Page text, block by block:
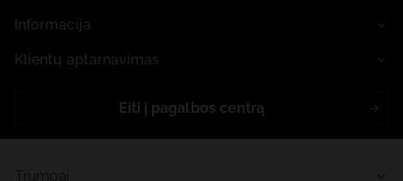
Informacija
Klientų aptarnavimas
Eiti į pagalbos centrą